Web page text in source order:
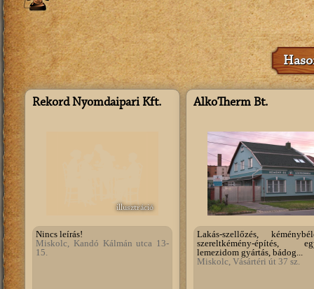
Rekord Nyomdaipari Kft.
illusztráció
Nincs leírás!
Miskolc, Kandó Kálmán utca 13-
15.
AlkoTherm Bt.
Lakás-szellőzés,
szereltkémény-építés,
lemezidom gyártás, bádog...
Miskolc, Vásártéri út 37 sz.